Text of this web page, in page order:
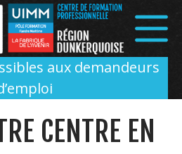
aux demandeurs
CENTRE EN